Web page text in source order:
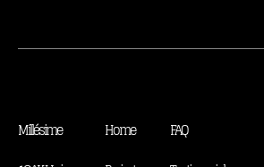
Millésime
Home
FAQ